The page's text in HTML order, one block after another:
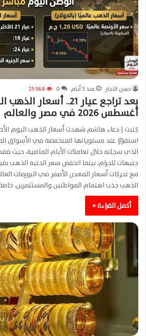
حسن النجار منذ 5 أيام 0 21٬564
أغسطس 2026 في مصر والعالم
استقرارًا عند مستوياتها المنخفضة في الأسواق
مع تحركات أسعار المعدن الأصفر في البورصات
الذهب جذب اهتمام المواطنين والمستثمرين،
أكمل القراءة »